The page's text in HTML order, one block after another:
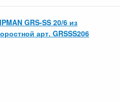
GRS-SS 20/6 из
арт. GRSSS206